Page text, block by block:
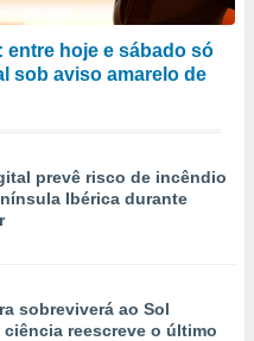
entre hoje e sábado só
sob aviso amarelo de
prevê risco de incêndio
Ibérica durante
sobreviverá ao Sol
reescreve o último